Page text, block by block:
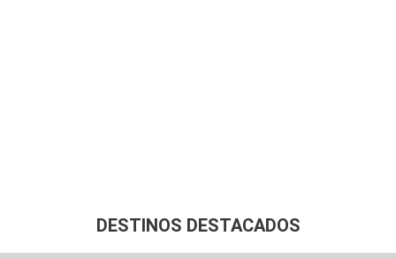
DESTINOS DESTACADOS